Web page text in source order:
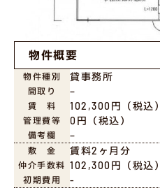
物件概要
物件種別 貸事務所
間取り −
賃 料 102,300円（税込）
管理費等 0円（税込）
備考欄 −
敷 金 賃料2ヶ月分
仲介手数料 102,300円（税込）
初期費用 -